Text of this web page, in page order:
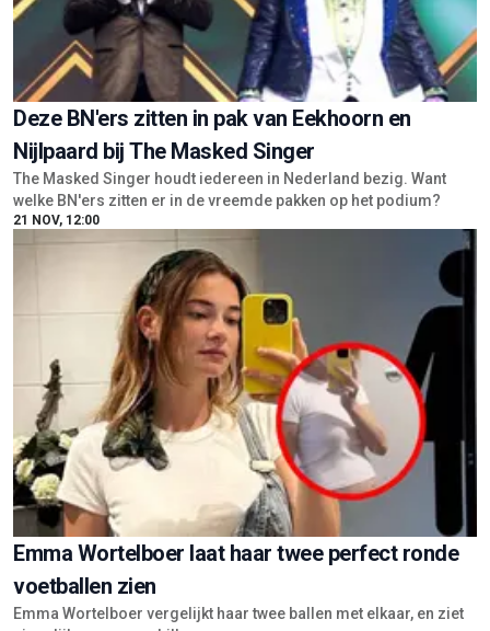
Deze BN'ers zitten in pak van Eekhoorn en
Nijlpaard bij The Masked Singer
The Masked Singer houdt iedereen in Nederland bezig. Want
welke BN'ers zitten er in de vreemde pakken op het podium?
21 NOV, 12:00
Emma Wortelboer laat haar twee perfect ronde
voetballen zien
Emma Wortelboer vergelijkt haar twee ballen met elkaar, en ziet